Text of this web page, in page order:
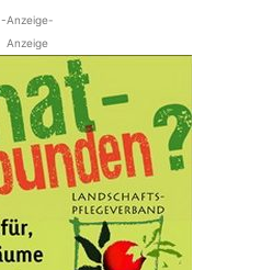
-Anzeige-
Anzeige